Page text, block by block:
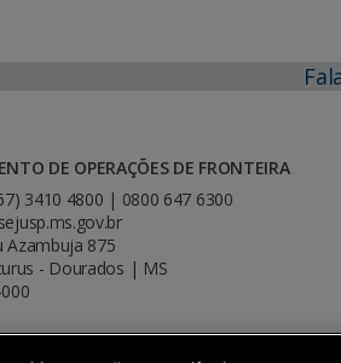
DE OPERAÇÕES DE FRONTEIRA
3410 4800 | 0800 647 6300
Azambuja 875
- Dourados | MS